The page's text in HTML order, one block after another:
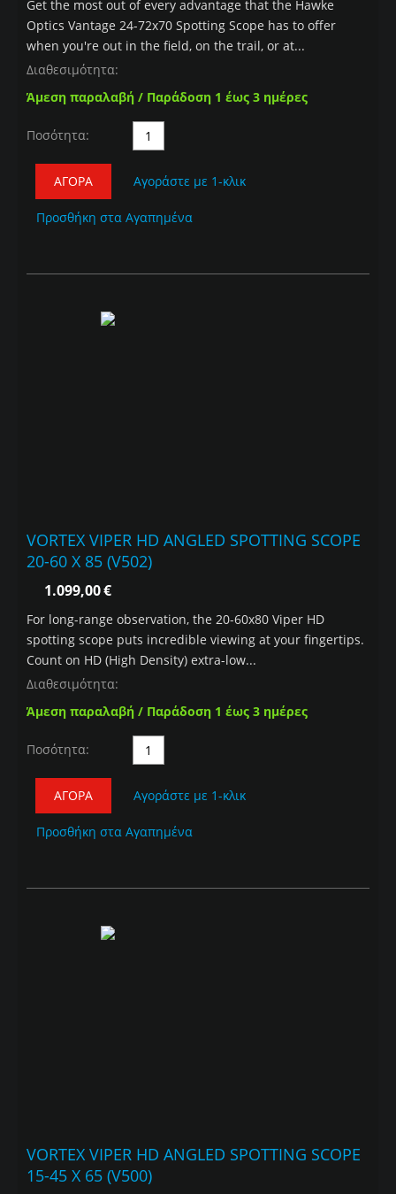
Get the most out of every advantage that the Hawke
Optics Vantage 24-72x70 Spotting Scope has to offer
when you're out in the field, on the trail, or at...
Διαθεσιμότητα:
Άμεση παραλαβή / Παράδοση 1 έως 3 ημέρες
Ποσότητα:
ΑΓΟΡΆ Αγοράστε με 1-κλικ
Προσθήκη στα Αγαπημένα
VORTEX VIPER HD ANGLED SPOTTING SCOPE
20-60 X 85 (V502)
1.099,00€
For long-range observation, the 20-60x80 Viper HD
spotting scope puts incredible viewing at your fingertips.
Count on HD (High Density) extra-low...
Διαθεσιμότητα:
Άμεση παραλαβή / Παράδοση 1 έως 3 ημέρες
Ποσότητα:
ΑΓΟΡΆ Αγοράστε με 1-κλικ
Προσθήκη στα Αγαπημένα
VORTEX VIPER HD ANGLED SPOTTING SCOPE
15-45 X 65 (V500)